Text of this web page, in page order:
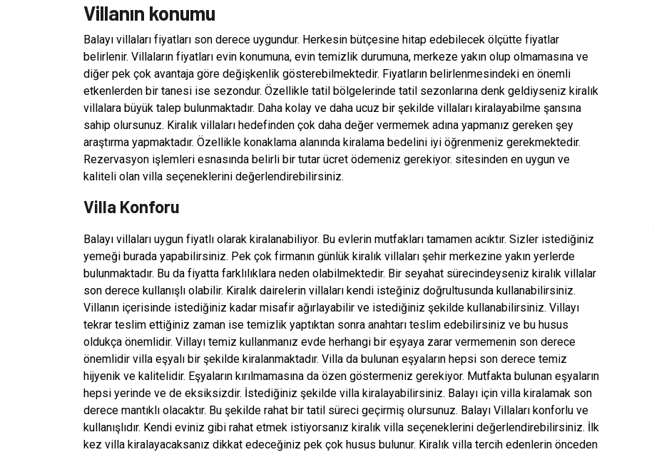
Villanın konumu
Balayı villaları fiyatları son derece uygundur. Herkesin bütçesine hitap edebilecek ölçütte fiyatlar
belirlenir. Villaların fiyatları evin konumuna, evin temizlik durumuna, merkeze yakın olup olmamasına ve
diğer pek çok avantaja göre değişkenlik gösterebilmektedir. Fiyatların belirlenmesindeki en önemli
etkenlerden bir tanesi ise sezondur. Özellikle tatil bölgelerinde tatil sezonlarına denk geldiyseniz kiralık
villalara büyük talep bulunmaktadır. Daha kolay ve daha ucuz bir şekilde villaları kiralayabilme şansına
sahip olursunuz. Kiralık villaları hedefinden çok daha değer vermemek adına yapmanız gereken şey
araştırma yapmaktadır. Özellikle konaklama alanında kiralama bedelini iyi öğrenmeniz gerekmektedir.
Rezervasyon işlemleri esnasında belirli bir tutar ücret ödemeniz gerekiyor. sitesinden en uygun ve
kaliteli olan villa seçeneklerini değerlendirebilirsiniz.
Villa Konforu
Balayı villaları uygun fiyatlı olarak kiralanabiliyor. Bu evlerin mutfakları tamamen acıktır. Sizler istediğiniz
yemeği burada yapabilirsiniz. Pek çok firmanın günlük kiralık villaları şehir merkezine yakın yerlerde
bulunmaktadır. Bu da fiyatta farklılıklara neden olabilmektedir. Bir seyahat sürecindeyseniz kiralık villalar
son derece kullanışlı olabilir. Kiralık dairelerin villaları kendi isteğiniz doğrultusunda kullanabilirsiniz.
Villanın içerisinde istediğiniz kadar misafir ağırlayabilir ve istediğiniz şekilde kullanabilirsiniz. Villayı
tekrar teslim ettiğiniz zaman ise temizlik yaptıktan sonra anahtarı teslim edebilirsiniz ve bu husus
oldukça önemlidir. Villayı temiz kullanmanız evde herhangi bir eşyaya zarar vermemenin son derece
önemlidir villa eşyalı bir şekilde kiralanmaktadır. Villa da bulunan eşyaların hepsi son derece temiz
hijyenik ve kalitelidir. Eşyaların kırılmamasına da özen göstermeniz gerekiyor. Mutfakta bulunan eşyaların
hepsi yerinde ve de eksiksizdir. İstediğiniz şekilde villa kiralayabilirsiniz. Balayı için villa kiralamak son
derece mantıklı olacaktır. Bu şekilde rahat bir tatil süreci geçirmiş olursunuz. Balayı Villaları konforlu ve
kullanışlıdır. Kendi eviniz gibi rahat etmek istiyorsanız kiralık villa seçeneklerini değerlendirebilirsiniz. İlk
kez villa kiralayacaksanız dikkat edeceğiniz pek çok husus bulunur. Kiralık villa tercih edenlerin önceden